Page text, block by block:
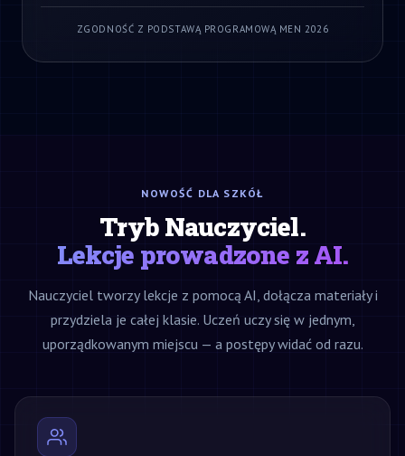
ZGODNOŚĆ Z PODSTAWĄ PROGRAMOWĄ MEN 2026
NOWOŚĆ DLA SZKÓŁ
Tryb Nauczyciel.
Lekcje prowadzone z AI.
Nauczyciel tworzy lekcje z pomocą AI, dołącza materiały i
przydziela je całej klasie. Uczeń uczy się w jednym,
uporządkowanym miejscu — a postępy widać od razu.